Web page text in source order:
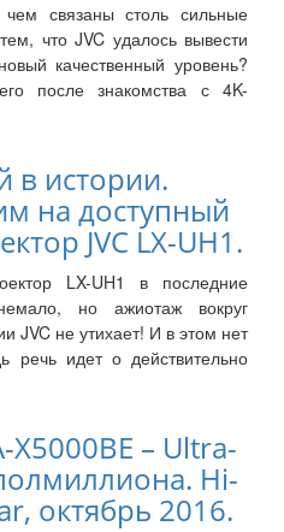
связаны столь сильные
что JVC удалось вывести
качественный уровень?
после знакомства с 4K-
в истории.
на доступный
JVC LX-UH1.
LX-UH1 в последние
но ажиотаж вокруг
JVC не утихает! И в этом нет
речь идет о действительно
X5000BE – Ultra-
Hi-
октябрь 2016.